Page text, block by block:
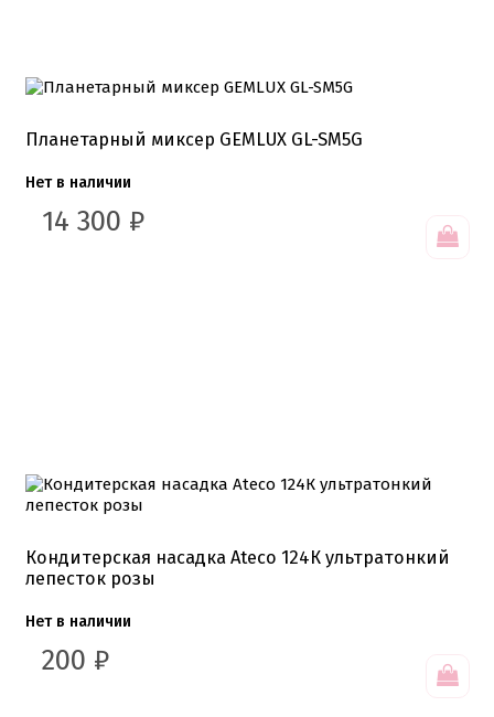
Планетарный миксер GEMLUX GL-SM5G
Нет в наличии
14 300 ₽
Кондитерская насадка Ateco 124К ультратонкий
лепесток розы
Нет в наличии
200 ₽